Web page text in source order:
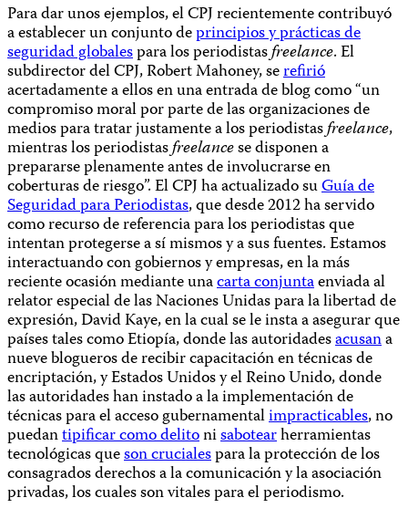
Para dar unos ejemplos, el CPJ recientemente contribuyó
a establecer un conjunto deprincipios y prácticas de
seguridad globalespara los periodistasfreelance. El
subdirector del CPJ, Robert Mahoney, serefirió
acertadamente a ellos en una entrada de blog como “un
compromiso moral por parte de las organizaciones de
medios para tratar justamente a los periodistasfreelance,
mientras los periodistasfreelancese disponen a
prepararse plenamente antes de involucrarse en
coberturas de riesgo”. El CPJ ha actualizado suGuía de
Seguridad para Periodistas, que desde 2012 ha servido
como recurso de referencia para los periodistas que
intentan protegerse a sí mismos y a sus fuentes. Estamos
interactuando con gobiernos y empresas, en la más
reciente ocasión mediante unacarta conjuntaenviada al
relator especial de las Naciones Unidas para la libertad de
expresión, David Kaye, en la cual se le insta a asegurar que
países tales como Etiopía, donde las autoridadesacusana
nueve blogueros de recibir capacitación en técnicas de
encriptación, y Estados Unidos y el Reino Unido, donde
las autoridades han instado a la implementación de
técnicas para el acceso gubernamentalimpracticables, no
puedantipificar como delitonisabotearherramientas
tecnológicas queson crucialespara la protección de los
consagrados derechos a la comunicación y la asociación
privadas, los cuales son vitales para el periodismo.